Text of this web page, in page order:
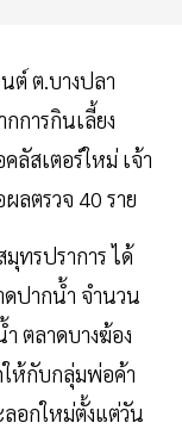
ต์ ต.บางปลา
การกินเลี้ยง
ลัสเตอร์ใหม่ เจ้า
ลตรวจ 40 ราย
ทรปราการ ได้
ปากน้ำ จำนวน
ตลาดบางฆ้อง
ให้กับกลุ่มพ่อค้า
อกใหม่ตั้งแต่วัน